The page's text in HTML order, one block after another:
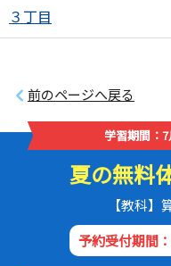
３丁目
前のページへ戻る
学習期間：
夏の無料
【教科
予約受付期間